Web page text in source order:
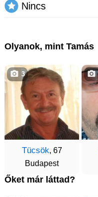
Nincs
Olyanok, mint Tamás
Tücsök, 67
Budapest
3
Őket már láttad?